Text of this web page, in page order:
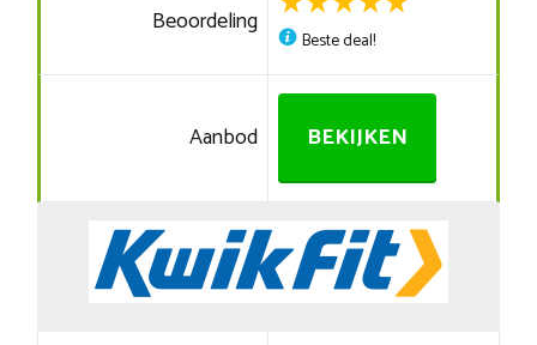
Beoordeling
Beste deal!
Aanbod BEKIJKEN